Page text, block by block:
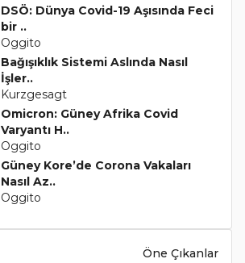
DSÖ: Dünya Covid-19 Aşısında Feci
bir ..
Oggito
Bağışıklık Sistemi Aslında Nasıl
İşler..
Kurzgesagt
Omicron: Güney Afrika Covid
Varyantı H..
Oggito
Güney Kore’de Corona Vakaları
Nasıl Az..
Oggito
Öne Çıkanlar